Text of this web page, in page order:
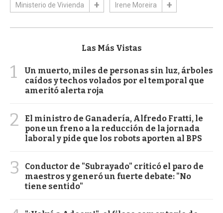
Ministerio de Vivienda Irene Moreira
Las Más Vistas
1
Un muerto, miles de personas sin luz, árboles
caídos y techos volados por el temporal que
ameritó alerta roja
2
El ministro de Ganadería, Alfredo Fratti, le
pone un freno a la reducción de la jornada
laboral y pide que los robots aporten al BPS
3
Conductor de "Subrayado" criticó el paro de
maestros y generó un fuerte debate: "No
tiene sentido"